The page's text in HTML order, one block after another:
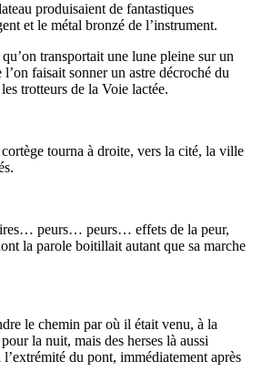
produisaient de fantastiques
et le métal bronzé de l’instrument.
transportait une lune pleine sur un
faisait sonner un astre décroché du
trotteurs de la Voie lactée.
tourna à droite, vers la cité, la ville
peurs… peurs… effets de la peur,
la parole boitillait autant que sa marche
le chemin par où il était venu, à la
la nuit, mais des herses là aussi
l’extrémité du pont, immédiatement après